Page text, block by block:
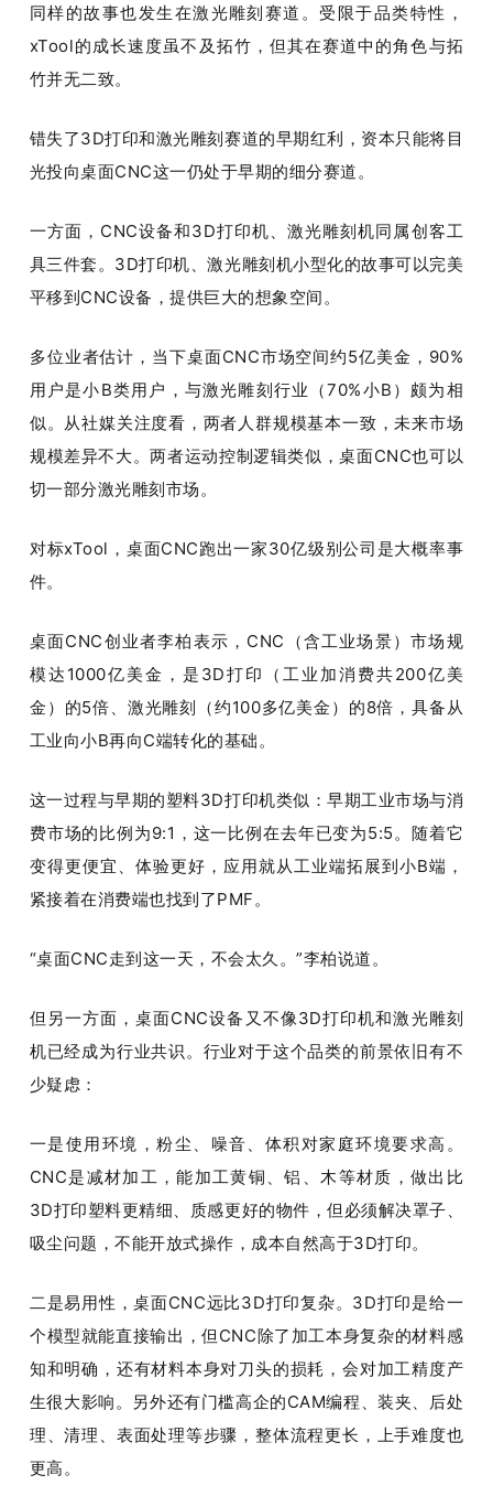
同样的故事也发生在激光雕刻赛道。受限于品类特性，
xTool的成长速度虽不及拓竹，但其在赛道中的角色与拓
竹并无二致。
错失了3D打印和激光雕刻赛道的早期红利，资本只能将目
光投向桌面CNC这一仍处于早期的细分赛道。
一方面，CNC设备和3D打印机、激光雕刻机同属创客工
具三件套。3D打印机、激光雕刻机小型化的故事可以完美
平移到CNC设备，提供巨大的想象空间。
多位业者估计，当下桌面CNC市场空间约5亿美金，90%
用户是小B类用户，与激光雕刻行业（70%小B）颇为相
似。从社媒关注度看，两者人群规模基本一致，未来市场
规模差异不大。两者运动控制逻辑类似，桌面CNC也可以
切一部分激光雕刻市场。
对标xTool，桌面CNC跑出一家30亿级别公司是大概率事
件。
桌面CNC创业者李柏表示，CNC（含工业场景）市场规
模达1000亿美金，是3D打印（工业加消费共200亿美
金）的5倍、激光雕刻（约100多亿美金）的8倍，具备从
工业向小B再向C端转化的基础。
这一过程与早期的塑料3D打印机类似：早期工业市场与消
费市场的比例为9:1，这一比例在去年已变为5:5。随着它
变得更便宜、体验更好，应用就从工业端拓展到小B端，
紧接着在消费端也找到了PMF。
“桌面CNC走到这一天，不会太久。”李柏说道。
但另一方面，桌面CNC设备又不像3D打印机和激光雕刻
机已经成为行业共识。行业对于这个品类的前景依旧有不
少疑虑：
一是使用环境，粉尘、噪音、体积对家庭环境要求高。
CNC是减材加工，能加工黄铜、铝、木等材质，做出比
3D打印塑料更精细、质感更好的物件，但必须解决罩子、
吸尘问题，不能开放式操作，成本自然高于3D打印。
二是易用性，桌面CNC远比3D打印复杂。3D打印是给一
个模型就能直接输出，但CNC除了加工本身复杂的材料感
知和明确，还有材料本身对刀头的损耗，会对加工精度产
生很大影响。另外还有门槛高企的CAM编程、装夹、后处
理、清理、表面处理等步骤，整体流程更长，上手难度也
更高。